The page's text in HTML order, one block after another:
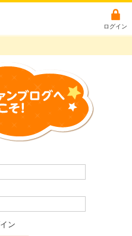
ログイン
ン